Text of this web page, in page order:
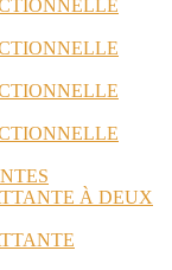
À DEUX